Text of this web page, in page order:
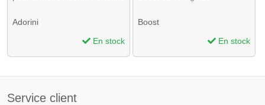
Adorini
En stock
Boost
En stock
Service client